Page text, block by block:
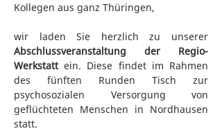
Kollegen aus ganz Thüringen,
Abschlussveranstaltung der Regio-
Werkstatt ein. Diese findet im Rahmen
des fünften Runden Tisch zur
psychosozialen Versorgung von
geflüchteten Menschen in Nordhausen
statt.